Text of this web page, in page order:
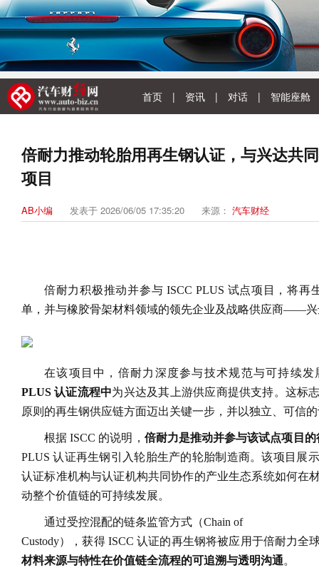
首页 | 资讯 | 对话 | 智能座舱
倍耐力推动轮胎用再生钢认证，与兴达共
项目
AB小编 发表于 2026/06/05 17:35:20 来源： 汽车财经
倍耐力积极推动并参与 ISCC PLUS 试点项目，将再
单，并与橡胶骨架材料领域的领先企业及战略供应商——
在该项目中，倍耐力深度参与技术规范与可持续发
PLUS 认证流程中为兴达及其上游供应商提供支持。这标
原则的再生钢供应链方面迈出关键一步，并以独立、可信
根据 ISCC 的说明， 倍耐力是推动并参与该试点项目
PLUS 认证再生钢引入轮胎生产的轮胎制造商。该项目展
认证标准机构与认证机构共同协作的产业生态系统如何在
动整个价值链的可持续发展。
通过受控混配的链条监管方式（Chain of
Custody），获得 ISCC 认证的再生钢将被应用于倍耐力全
材料来源与特性在价值链全流程的可追溯与透明沟通。